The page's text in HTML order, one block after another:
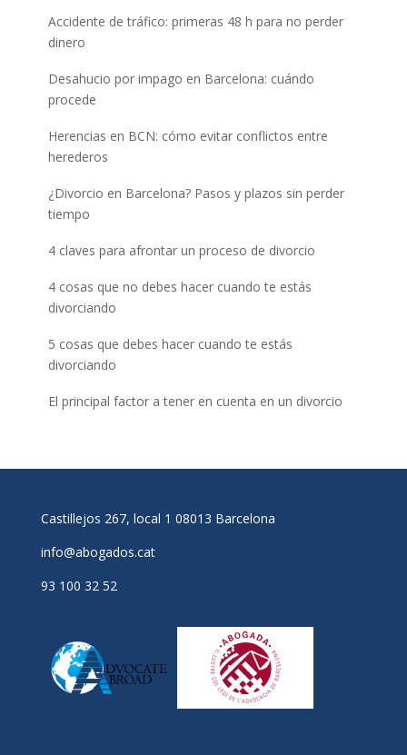
Accidente de tráfico: primeras 48 h para no perder
dinero
Desahucio por impago en Barcelona: cuándo
procede
Herencias en BCN: cómo evitar conflictos entre
herederos
¿Divorcio en Barcelona? Pasos y plazos sin perder
tiempo
4 claves para afrontar un proceso de divorcio
4 cosas que no debes hacer cuando te estás
divorciando
5 cosas que debes hacer cuando te estás
divorciando
El principal factor a tener en cuenta en un divorcio
Castillejos 267, local 1 08013 Barcelona
info@abogados.cat
93 100 32 52